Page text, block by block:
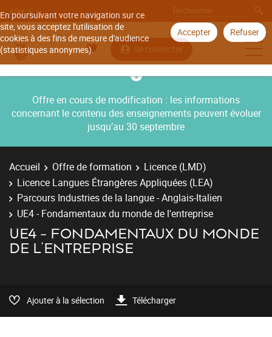
En poursuivant votre navigation sur ce
site, vous acceptez l'utilisation de
cookies à des fins de mesure d'audience
(statistiques anonymes).
Accepter Refuser
Aller à
Se connecter
Offre en cours de modification : les informations
concernant le contenu des enseignements peuvent évoluer
jusqu’au 30 septembre
Accueil Offre de formation
Licence (LMD)
Licence Langues Étrangères Appliquées (LEA)
Parcours Industries de la langue - Anglais-Italien
UE4 - Fondamentaux du monde de l'entreprise
UE4 - FONDAMENTAUX DU MONDE
DE L'ENTREPRISE
Ajouter à la sélection Télécharger